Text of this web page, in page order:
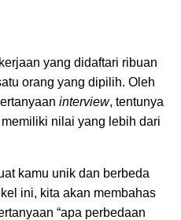
yang didaftari ribuan
orang yang dipilih. Oleh
interview, tentunya
nilai yang lebih dari
kamu unik dan berbeda
ini, kita akan membahas
“apa perbedaan